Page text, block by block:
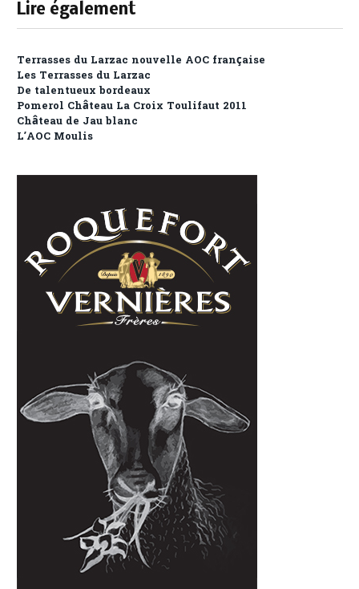
Lire également
Terrasses du Larzac nouvelle AOC française
Les Terrasses du Larzac
De talentueux bordeaux
Pomerol Château La Croix Toulifaut 2011
Château de Jau blanc
L’AOC Moulis